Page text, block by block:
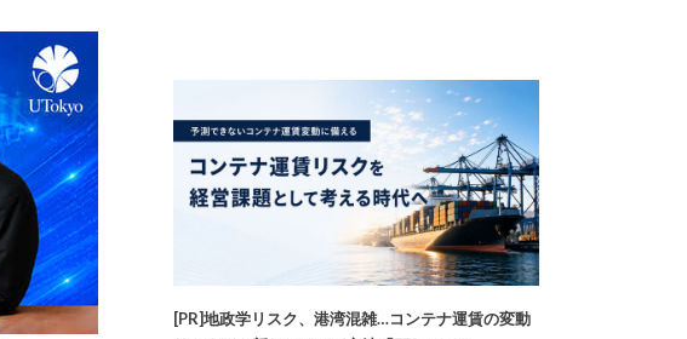
[PR]地政学リスク、港湾混雑…コンテナ運賃の変動